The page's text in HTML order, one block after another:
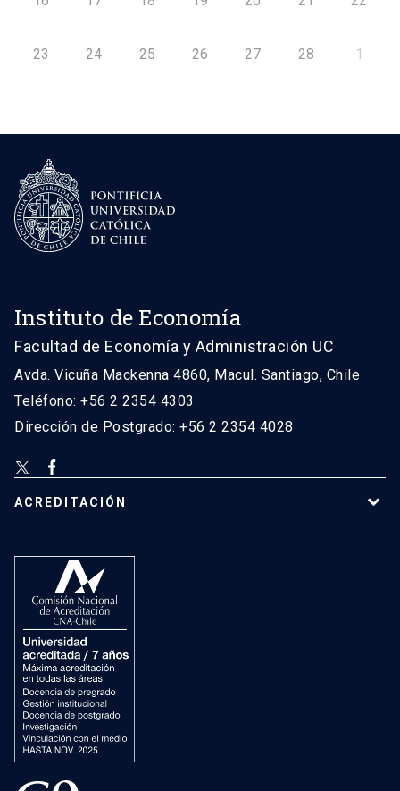
23 24 25 26 27 28 1
Instituto de Economía
Facultad de Economía y Administración UC
Avda. Vicuña Mackenna 4860, Macul. Santiago, Chile
Teléfono: +56 2 2354 4303
Dirección de Postgrado: +56 2 2354 4028
ACREDITACIÓN